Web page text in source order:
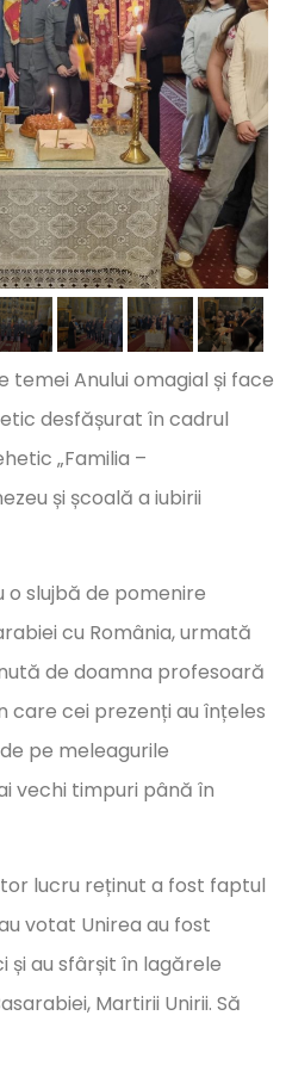
Anului omagial și face
desfășurat în cadrul
„Familia –
și școală a iubirii
slujbă de pomenire
cu România, urmată
de doamna profesoară
care cei prezenți au înțeles
pe meleagurile
vechi timpuri până în
lucru reținut a fost faptul
votat Unirea au fost
și au sfârșit în lagărele
Martirii Unirii. Să